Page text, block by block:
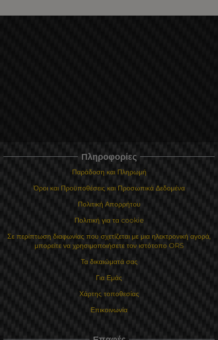
Πληροφορίες
Παράδοση και Πληρωμή
Όροι και Προϋποθέσεις και Προσωπικά Δεδομένα
Πολιτική Απορρήτου
Πολιτική για τα cookie
Σε περίπτωση διαφωνίας που σχετίζεται με μια ηλεκτρονική αγορά,
μπορείτε να χρησιμοποιήσετε τον ιστότοπο ORS
Τα δικαιώματά σας
Για Εμάς
Χάρτης τοποθεσίας
Επικοινωνία